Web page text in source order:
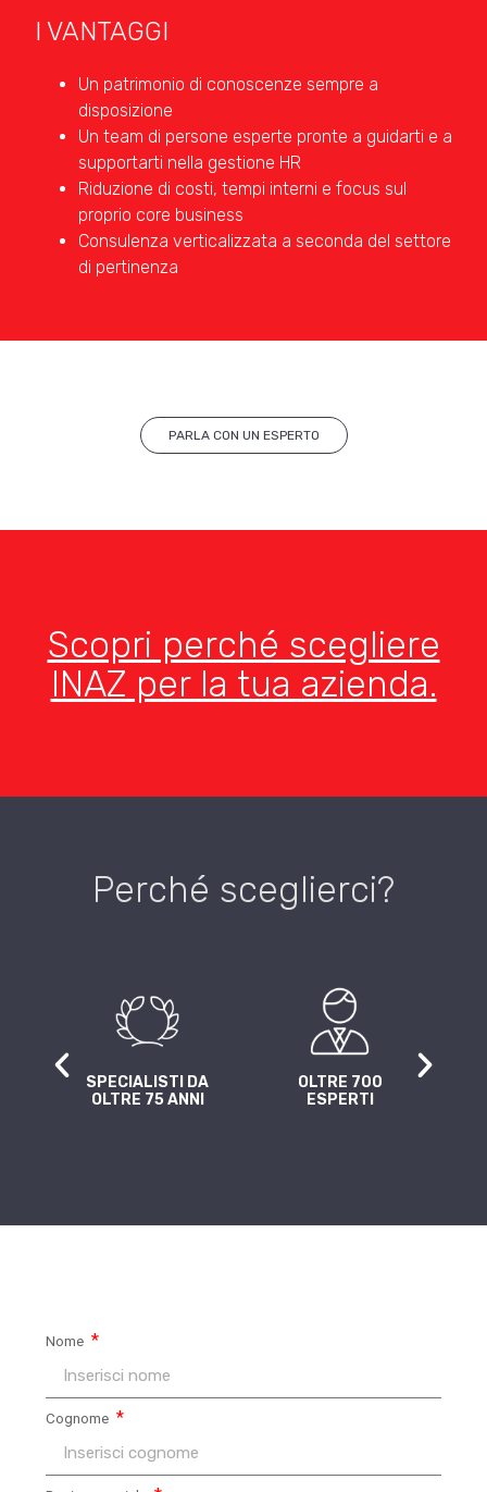
I VANTAGGI
Un patrimonio di conoscenze sempre a
disposizione
Un team di persone esperte pronte a guidarti e a
supportarti nella gestione HR
Riduzione di costi, tempi interni e focus sul
proprio core business
Consulenza verticalizzata a seconda del settore
di pertinenza
PARLA CON UN ESPERTO
Scopri perché scegliere
INAZ per la tua azienda.
Perché sceglierci?
SPECIALISTI DA
OLTRE 75 ANNI
OLTRE 700
ESPERTI
Nome
Cognome